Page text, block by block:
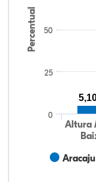
Percentual
Aracaju
Altura
0
25
50